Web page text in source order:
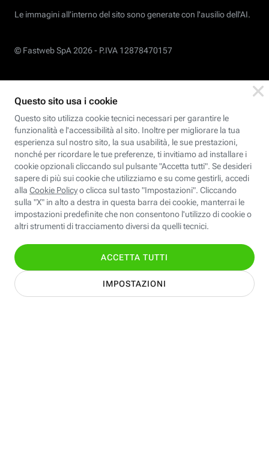
Le immagini all’interno del sito sono generate con l'ausilio dell'AI.
© Fastweb SpA 2026 - P.IVA 12878470157